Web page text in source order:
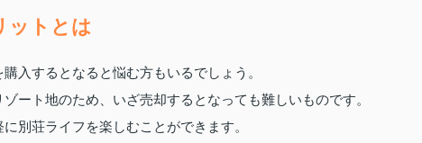
ットとは
入するとなると悩む方もいるでしょう。
ート地のため、いざ売却するとなっても難しいものです。
別荘ライフを楽しむことができます。